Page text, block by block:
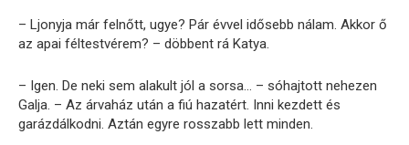
– Ljonyja már felnőtt, ugye? Pár évvel idősebb nálam. Akkor ő
az apai féltestvérem? – döbbent rá Katya.
– Igen. De neki sem alakult jól a sorsa… – sóhajtott nehezen
Galja. – Az árvaház után a fiú hazatért. Inni kezdett és
garázdálkodni. Aztán egyre rosszabb lett minden.